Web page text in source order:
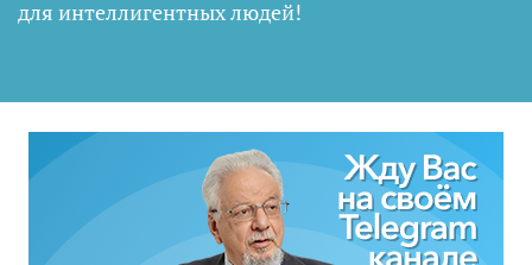
для интеллигентных людей!